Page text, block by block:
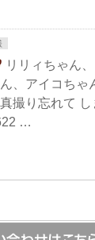
リリィちゃん
、アイコちゃ
撮り忘れて し
…